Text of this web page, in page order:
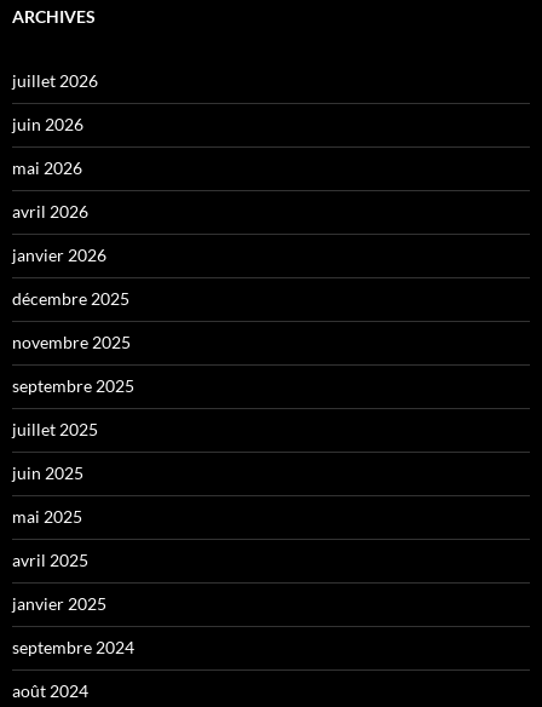
ARCHIVES
juillet 2026
juin 2026
mai 2026
avril 2026
janvier 2026
décembre 2025
novembre 2025
septembre 2025
juillet 2025
juin 2025
mai 2025
avril 2025
janvier 2025
septembre 2024
août 2024